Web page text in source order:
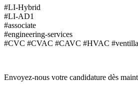
#LI-Hybrid
#LI-AD1
#associate
#engineering-services
#CVC #CVAC #CAVC #HVAC
Envoyez-nous votre candidature dès